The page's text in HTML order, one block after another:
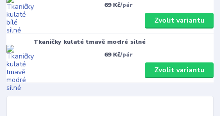
69 Kč/pár
Zvolit variantu
Tkaničky kulaté tmavě modré silné
69 Kč/pár
Zvolit variantu